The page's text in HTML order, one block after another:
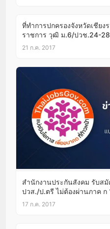
ที่ทำการปกครองจังหวัดเชีย
ราชการ วุฒิ ม.6/ปวช.24-
21 ก.ค. 2017
สำนักงานประกันสังคม รับส
ปวส./ป.ตรี ไม่ต้องผ่านภาค ก
17 ก.ค. 2017